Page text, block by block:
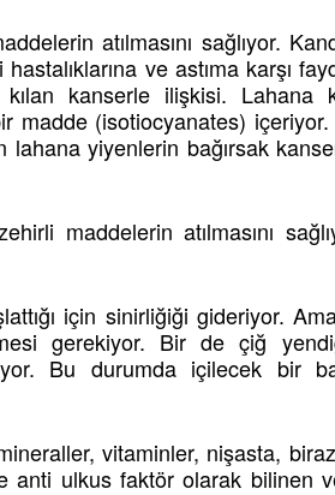
atılmasını sağlıyor.
ve astıma karşı
kanserle ilişkisi. Lahana
madde (isotiocyanates) içeriyor.
lahana yiyenlerin bağırsak
maddelerin atılmasını
için sinirliğiği gideriyor.
gerekiyor. Bir de çiğ
Bu durumda içilecek bir
vitaminler, nişasta,
anti ulkus faktör olarak bilinen